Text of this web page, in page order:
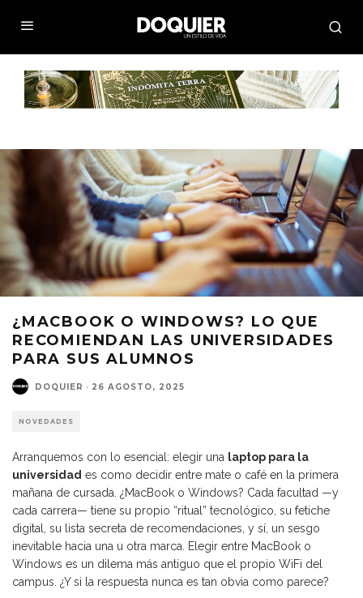
¿MACBOOK O WINDOWS? LO QUE
RECOMIENDAN LAS UNIVERSIDADES
PARA SUS ALUMNOS
DOQUIER · 26 AGOSTO, 2025
NOVEDADES
Arranquemos con lo esencial: elegir una laptop para la
universidad es como decidir entre mate o café en la primera
mañana de cursada. ¿MacBook o Windows? Cada facultad —y
cada carrera— tiene su propio “ritual” tecnológico, su fetiche
digital, su lista secreta de recomendaciones, y sí, un sesgo
inevitable hacia una u otra marca. Elegir entre MacBook o
Windows es un dilema más antiguo que el propio WiFi del
campus. ¿Y si la respuesta nunca es tan obvia como parece?